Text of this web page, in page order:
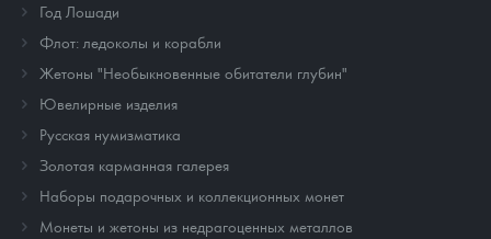
Год Лошади
Флот: ледоколы и корабли
Жетоны "Необыкновенные обитатели глубин"
Ювелирные изделия
Русская нумизматика
Золотая карманная галерея
Наборы подарочных и коллекционных монет
Монеты и жетоны из недрагоценных металлов